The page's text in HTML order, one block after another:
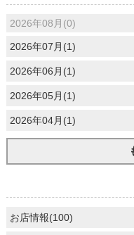
2026年08月(0)
2026年07月(1)
2026年06月(1)
2026年05月(1)
2026年04月(1)
お店情報(100)